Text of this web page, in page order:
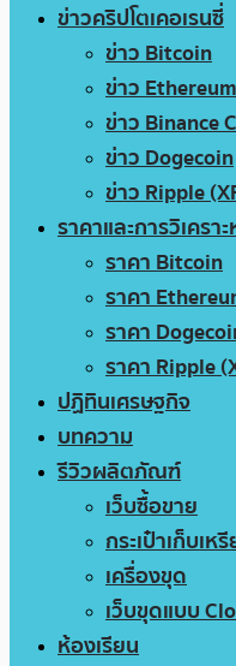
ข่าวคริปโตเคอเรนซี่
ข่าว Bitcoin
ข่าว Ethereum
ข่าว Binance
ข่าว Dogecoin
ข่าว Ripple
ราคาและการวิเครา
ราคา Bitcoin
ราคา
ราคา
ราคา Ripple
ปฏิทินเศรษฐกิจ
บทความ
รีวิวผลิตภัณฑ์
เว็บซื้อขาย
กระเป๋าเก็บเห
เครื่องขุด
เว็บขุดแบบ
ห้องเรียน